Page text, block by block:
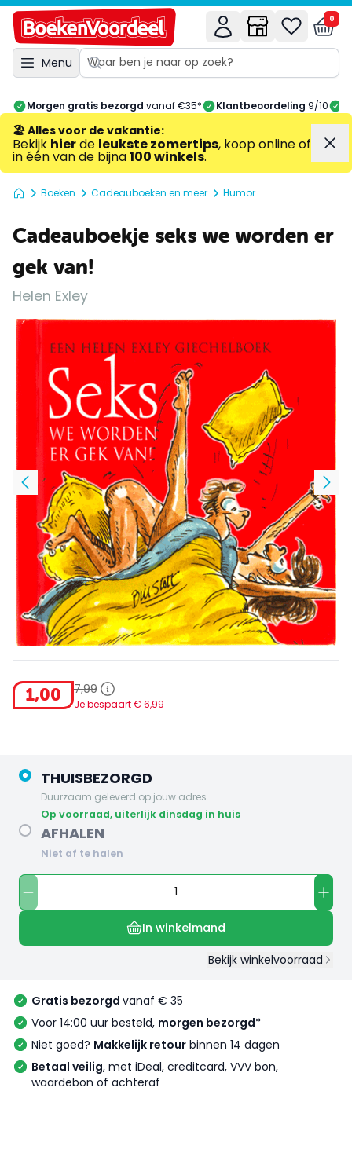
Menu
0
Morgen gratis bezorgd vanaf €35* Klantbeoordeling 9/10
🏖️ Alles voor de vakantie:
Bekijk hierde leukste zomertips, koop online of
in één van de bijna100 winkels.
Boeken Cadeauboeken en meer Humor
Cadeauboekje seks we worden er
gek van!
Helen Exley
1,00 7,99
Je bespaart € 6,99
THUISBEZORGD
Duurzaam geleverd op jouw adres
op voorraad, uiterlijk dinsdag in huis
AFHALEN
Niet af te halen
In winkelmand
Bekijk winkelvoorraad
Gratis bezorgd vanaf € 35
Voor 14:00 uur besteld, morgen bezorgd*
Niet goed? Makkelijk retour binnen 14 dagen
Betaal veilig, met iDeal, creditcard, VVV bon,
waardebon of achteraf